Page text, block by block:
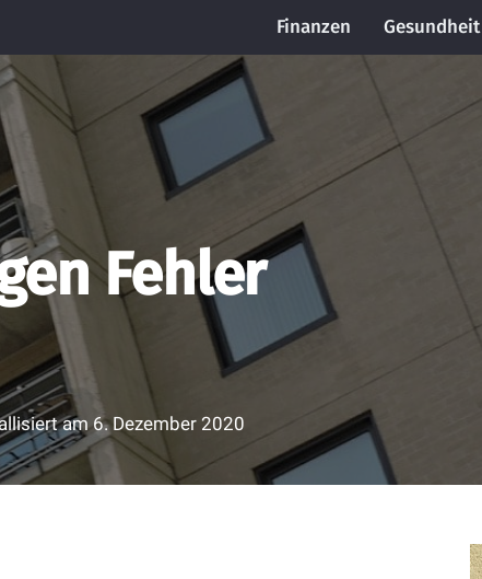
Finanzen Gesundheit
Fehler
am6. Dezember 2020